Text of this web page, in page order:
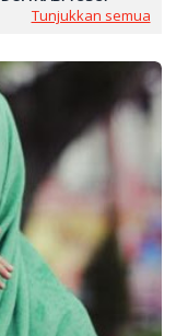
Tunjukkan semua